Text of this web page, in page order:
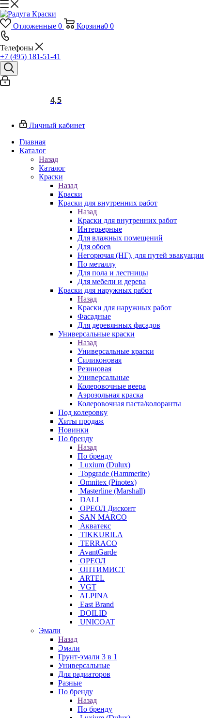
Отложенные 0 Корзина0 0
Телефоны
+7 (495) 181-51-41
4,5
Личный кабинет
Главная
Каталог
Назад
Каталог
Краски
Назад
Краски
Краски для внутренних работ
Назад
Краски для внутренних работ
Интерьерные
Для влажных помещений
Для обоев
Негорючая (НГ), для путей эвакуации
По металлу
Для пола и лестницы
Для мебели и дерева
Краски для наружных работ
Назад
Краски для наружных работ
Фасадные
Для деревянных фасадов
Универсальные краски
Назад
Универсальные краски
Силиконовая
Резиновая
Универсальные
Колеровочные веера
Аэрозольная краска
Колеровочная паста/колоранты
Под колеровку
Хиты продаж
Новинки
По бренду
Назад
По бренду
Luxium (Dulux)
Topgrade (Hammerite)
Omnitex (Pinotex)
Masterline (Marshall)
DALI
ОРЕОЛ Дисконт
SAN MARCO
Акватекс
TIKKURILA
TERRACO
AvantGarde
ОРЕОЛ
ОПТИМИСТ
ARTEL
VGT
ALPINA
East Brand
DOILID
UNICOAT
Эмали
Назад
Эмали
Грунт-эмали 3 в 1
Универсальные
Для радиаторов
Разные
По бренду
Назад
По бренду